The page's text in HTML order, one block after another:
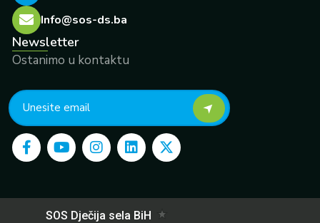
Info@sos-ds.ba
Newsletter
Ostanimo u kontaktu
F
a
c
e
o
Y
o
u
t
b
e
I
n
s
t
g
r
L
i
n
k
d
X
-
t
w
t
t